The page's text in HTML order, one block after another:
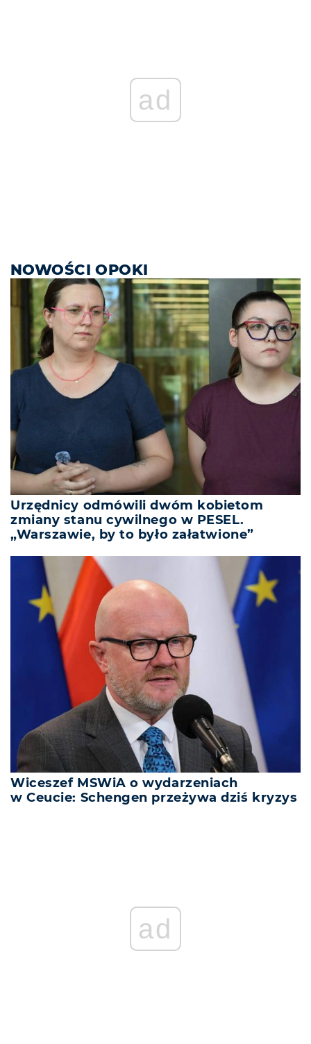
ad
NOWOŚCI OPOKI
Urzędnicy odmówili dwóm kobietom
zmiany stanu cywilnego w PESEL.
„Warszawie, by to było załatwione”
Wiceszef MSWiA o wydarzeniach
w Ceucie: Schengen przeżywa dziś kryzys
ad